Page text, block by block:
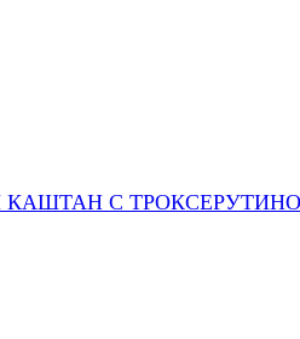
КАШТАН С